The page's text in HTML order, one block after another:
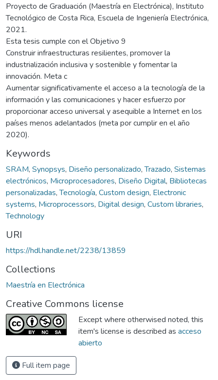
Proyecto de Graduación (Maestría en Electrónica), Instituto
Tecnológico de Costa Rica, Escuela de Ingeniería Electrónica,
2021.
Esta tesis cumple con el Objetivo 9
Construir infraestructuras resilientes, promover la
industrialización inclusiva y sostenible y fomentar la
innovación. Meta c
Aumentar significativamente el acceso a la tecnología de la
información y las comunicaciones y hacer esfuerzo por
proporcionar acceso universal y asequible a Internet en los
países menos adelantados (meta por cumplir en el año
2020).
Keywords
SRAM, Synopsys, Diseño personalizado,Trazado, Sistemas
electrónicos, Microprocesadores, Diseño Digital, Bibliotecas
personalizadas,Tecnología, Custom design, Electronic
systems, Microprocessors, Digital design, Custom libraries,
Technology
URI
https://hdl.handle.net/2238/13859
Collections
Maestría en Electrónica
Creative Commons license
Except where otherwised noted, this
item's license is described as acceso
abierto
Full item page